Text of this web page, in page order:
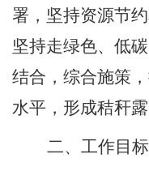
署，坚持资源节
坚持走绿色、低
结合，综合施策
水平，形成秸秆
二、工作目标